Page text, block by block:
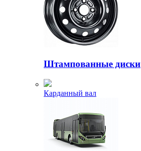
Штампованные диски
Карданный вал